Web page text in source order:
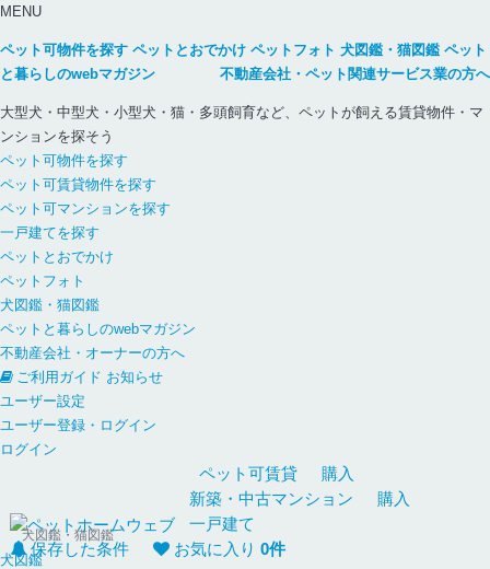
MENU
ペット可物件を探す ペットとおでかけ ペットフォト 犬図鑑・猫図鑑 ペット
と暮らしのwebマガジン
不動産会社・ペット関連サービス業の方へ
大型犬・中型犬・小型犬・猫・多頭飼育など、ペットが飼える賃貸物件・マ
ンションを探そう
ペット可物件を探す
ペット可賃貸物件を探す
ペット可マンションを探す
一戸建てを探す
ペットとおでかけ
ペットフォト
犬図鑑・猫図鑑
ペットと暮らしのwebマガジン
不動産会社・オーナーの方へ
ご利用ガイド お知らせ
ユーザー設定
ユーザー登録・ログイン
ログイン
ペット可賃貸
購入
新築・中古マンション
購入
一戸建て
保存した条件
お気に入り 0件
犬図鑑・猫図鑑
犬図鑑